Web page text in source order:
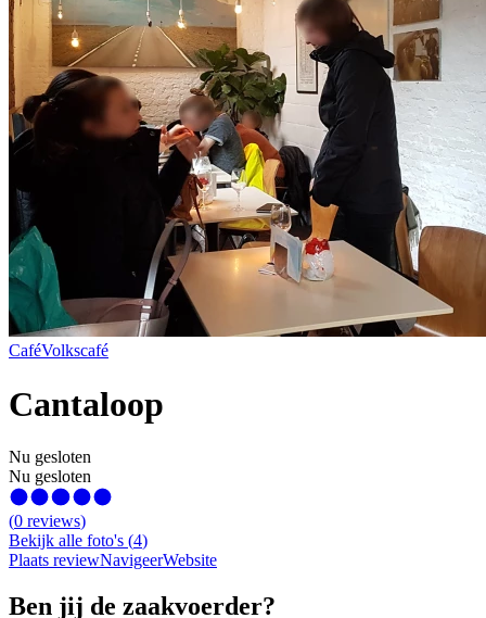
CaféVolkscafé
Cantaloop
Nu gesloten
Nu gesloten
(0 reviews)
Bekijk alle foto's (4)
Plaats reviewNavigeerWebsite
Ben jij de zaakvoerder?